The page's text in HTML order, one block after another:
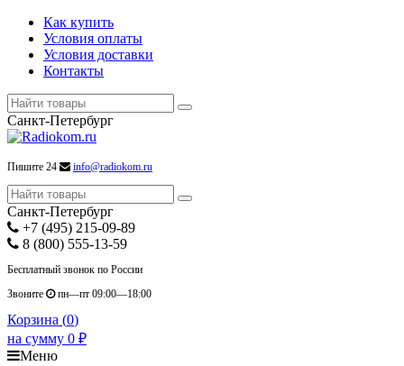
Как купить
Условия оплаты
Условия доставки
Контакты
Санкт-Петербург
Пишите 24 info@radiokom.ru
Санкт-Петербург
+7 (495) 215-09-89
8 (800) 555-13-59
Бесплатный звонок по России
Звоните
пн—пт 09:00—18:00
Корзина (0)
на сумму 0 ₽
Меню